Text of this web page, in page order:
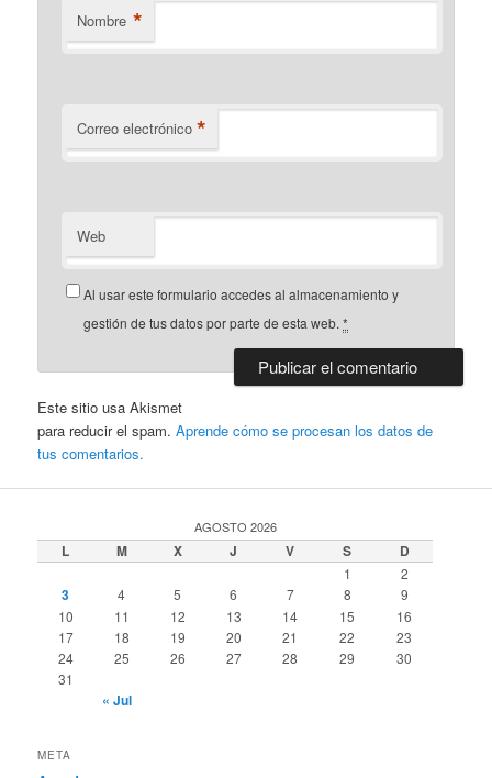
Nombre *
Correo electrónico *
Web
Al usar este formulario accedes al almacenamiento y
gestión de tus datos por parte de esta web.*
Este sitio usa Akismet
para reducir el spam.Aprende cómo se procesan los datos de
tus comentarios.
AGOSTO 2026
L M X J V S D
1 2
3 4 5 6 7 8
9
10
11 12 13 14 15
16
17
18 19 20 21 22
23
24
25 26 27 28 29
30
31
« Jul
META